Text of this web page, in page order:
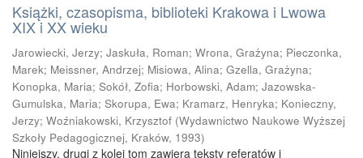
Książki, czasopisma, biblioteki Krakowa i Lwowa
XIX i XX wieku
Jarowiecki, Jerzy; Jaskuła, Roman; Wrona, Grażyna; Pieczonka,
Marek; Meissner, Andrzej; Misiowa, Alina; Gzella, Grażyna;
Konopka, Maria; Sokół, Zofia; Horbowski, Adam; Jazowska-
Gumulska, Maria; Skorupa, Ewa; Kramarz, Henryka; Konieczny,
Jerzy; Woźniakowski, Krzysztof (Wydawnictwo Naukowe Wyższej
Szkoły Pedagogicznej, Kraków, 1993)
Niniejszy, drugi z kolei tom zawiera teksty referatów i